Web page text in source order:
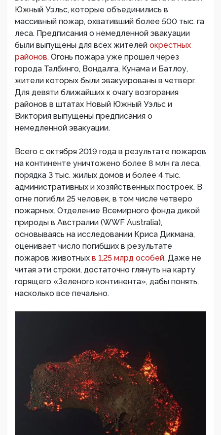
Южный Уэльс, которые объединились в
массивный пожар, охвативший более 500 тыс. га
леса. Предписания о немедленной эвакуации
были выпущены для всех жителей окрестных
районов. Огонь пожара уже прошел через
города Талбинго, Вондалга, Кунама и Батлоу,
жители которых были эвакуированы в четверг.
Для девяти ближайших к очагу возгорания
районов в штатах Новый Южный Уэльс и
Виктория выпущены предписания о
немедленной эвакуации.
Всего с октября 2019 года в результате пожаров
на континенте уничтожено более 8 млн га леса,
порядка 3 тыс. жилых домов и более 4 тыс.
административных и хозяйственных построек. В
огне погибли 25 человек, в том числе четверо
пожарных. Отделение Всемирного фонда дикой
природы в Австралии (WWF Australia),
основываясь на исследовании Криса Дикмана,
оценивает число погибших в результате
пожаров животных в 1,25 млрд особей. Даже не
читая эти строки, достаточно глянуть на карту
горящего «Зеленого континента», дабы понять,
насколько все печально.